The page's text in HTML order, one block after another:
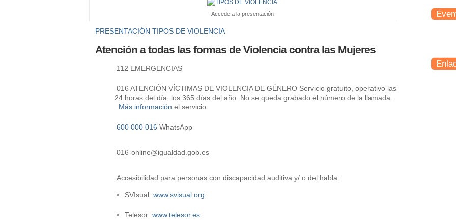
Accede a la presentación
PRESENTACIÓN TIPOS DE VIOLENCIA
Atención a todas las formas de Violencia contra las Mujeres
112 EMERGENCIAS
016 ATENCIÓN VÍCTIMAS DE VIOLENCIA DE GÉNERO Servicio gratuito, operativo las
24 horas del día, los 365 días del año. No se queda grabado el número de la llamada.
Más información el servicio.
600 000 016 WhatsApp
016-online@igualdad.gob.es
Accesibilidad para personas con discapacidad auditiva y/ o del habla:
SVIsual: www.svisual.org
Telesor: www.telesor.es